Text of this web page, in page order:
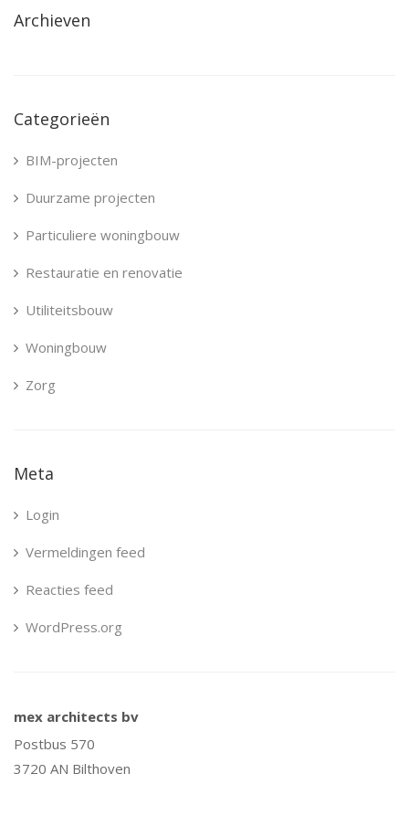
Archieven
Categorieën
BIM-projecten
Duurzame projecten
Particuliere woningbouw
Restauratie en renovatie
Utiliteitsbouw
Woningbouw
Zorg
Meta
Login
Vermeldingen feed
Reacties feed
WordPress.org
mex architects bv
Postbus 570
3720 AN Bilthoven